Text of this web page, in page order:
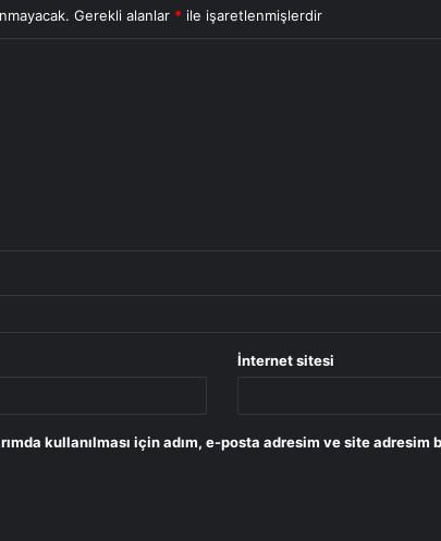
Gerekli alanlar * ile işaretlenmişlerdir
İnternet sitesi
kullanılması için adım, e-posta adresim ve site adresim